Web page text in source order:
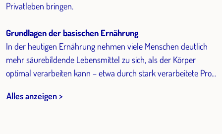
Privatleben bringen.
Grundlagen der basischen Ernährung
In der heutigen Ernährung nehmen viele Menschen deutlich
mehr säurebildende Lebensmittel zu sich, als der Körper
optimal verarbeiten kann – etwa durch stark verarbeitete Pro...
Alles anzeigen >